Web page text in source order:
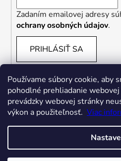
Používame súbory cookie, aby
pohodlné prehliadanie webovej
prevádzky webovej stránky
výkon a použiteľnosť. Viac
Zadaním emailovej adresy
ochrany osobných údajov.
PRIHLÁSIŤ SA